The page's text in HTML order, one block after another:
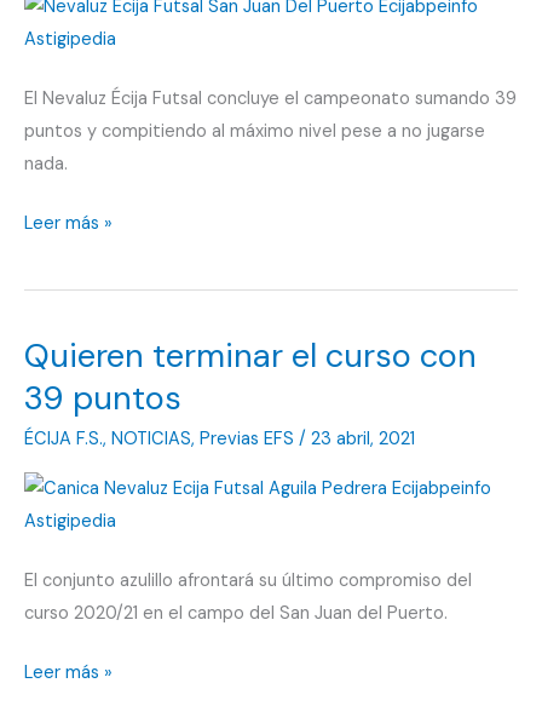
El Nevaluz Écija Futsal concluye el campeonato sumando 39
puntos y compitiendo al máximo nivel pese a no jugarse
nada.
Remontada
mantener
imbatibilidad
Leer más »
Quieren terminar el curso con
39 puntos
ÉCIJA F.S., NOTICIAS, Previas EFS / 23 abril, 2021
El conjunto azulillo afrontará su último compromiso del
curso 2020/21 en el campo del San Juan del Puerto.
Quieren
Leer más »